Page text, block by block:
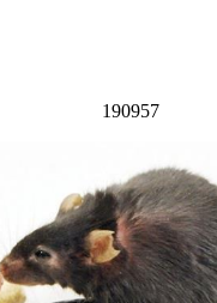
190957